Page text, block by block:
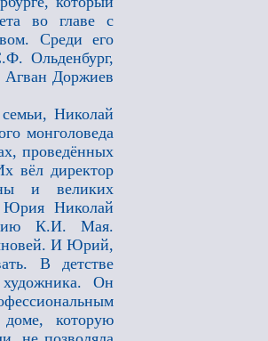
во главе с
Среди его
Ольденбург,
Доржиев
Николай
монголоведа
проведённых
вёл директор
и великих
Юрия Николай
К.И. Мая.
И Юрий,
В детстве
Он
которую